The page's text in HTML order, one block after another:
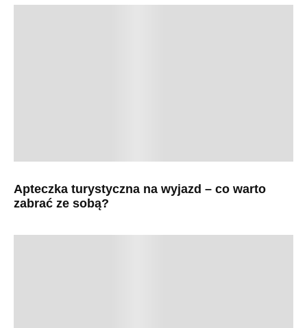
Apteczka turystyczna na wyjazd – co warto
zabrać ze sobą?